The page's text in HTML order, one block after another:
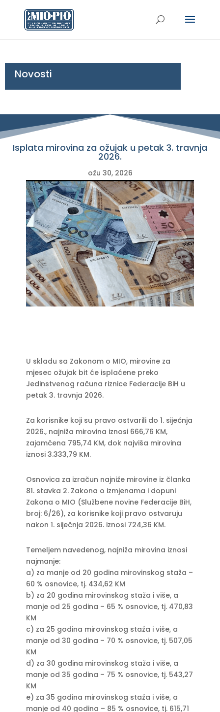
Novosti
Isplata mirovina za ožujak u petak 3. travnja
2026.
ožu 30, 2026
U skladu sa Zakonom o MIO, mirovine za
mjesec ožujak bit će isplaćene preko
Jedinstvenog računa riznice Federacije BiH u
petak 3. travnja 2026.
Za korisnike koji su pravo ostvarili do 1. siječnja
2026., najniža mirovina iznosi 666,76 KM,
zajamčena 795,74 KM, dok najviša mirovina
iznosi 3.333,79 KM.
Osnovica za izračun najniže mirovine iz članka
81. stavka 2. Zakona o izmjenama i dopuni
Zakona o MIO (Službene novine Federacije BiH,
broj: 6/26), za korisnike koji pravo ostvaruju
nakon 1. siječnja 2026. iznosi 724,36 KM.
Temeljem navedenog, najniža mirovina iznosi
najmanje:
a) za manje od 20 godina mirovinskog staža –
60 % osnovice, tj. 434,62 KM
b) za 20 godina mirovinskog staža i više, a
manje od 25 godina – 65 % osnovice, tj. 470,83
KM
c) za 25 godina mirovinskog staža i više, a
manje od 30 godina – 70 % osnovice, tj. 507,05
KM
d) za 30 godina mirovinskog staža i više, a
manje od 35 godina – 75 % osnovice, tj. 543,27
KM
e) za 35 godina mirovinskog staža i više, a
manje od 40 godina – 85 % osnovice, tj. 615,71